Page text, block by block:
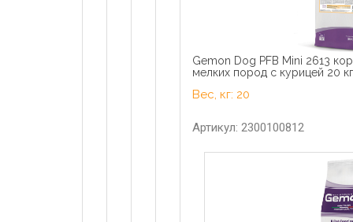
Gemon Dog PFB Mini 2613
мелких пород с курицей 20 кг
Вес, кг: 20
Артикул: 2300100812